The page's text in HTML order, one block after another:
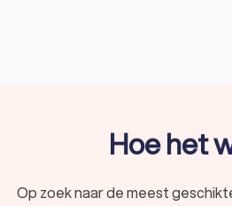
advies over verzekeringen en helpt
juiste polissen en aanbieder(s). De
Vergelijken van
Hoe het
Op zoek naar de meest